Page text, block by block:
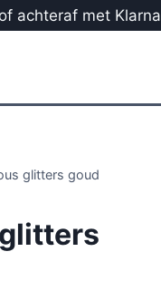
achteraf met Klarna
glitters goud